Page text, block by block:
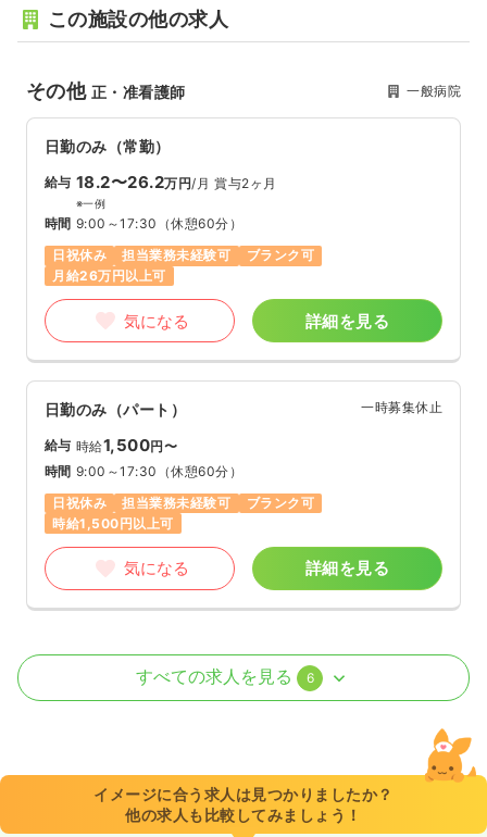
この施設の他の求人
その他 正・准看護師 一般病院
日勤のみ（常勤）
給与 18.2〜26.2万円/月 賞与2ヶ月
※一例
時間 9:00～17:30 （休憩60分）
日祝休み
担当業務未経験可
ブランク可
月給26万円以上可
気になる 詳細を見る
日勤のみ（パート） 一時募集休止
給与 時給1,500円〜
時間 9:00～17:30 （休憩60分）
日祝休み
担当業務未経験可
ブランク可
時給1,500円以上可
気になる 詳細を見る
病棟 正・准看護師
気になる 詳細を見る
すべての求人を見る 6
イメージに合う求人は見つかりましたか？
他の求人も比較してみましょう！